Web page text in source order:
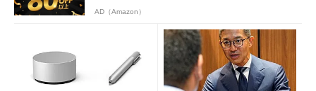
AD（Amazon）